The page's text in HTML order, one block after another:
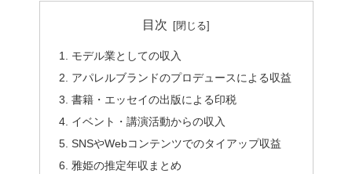
目次
モデル業としての収入
アパレルブランドのプロデュースによる収益
書籍・エッセイの出版による印税
イベント・講演活動からの収入
SNSやWebコンテンツでのタイアップ収益
雅姫の推定年収まとめ